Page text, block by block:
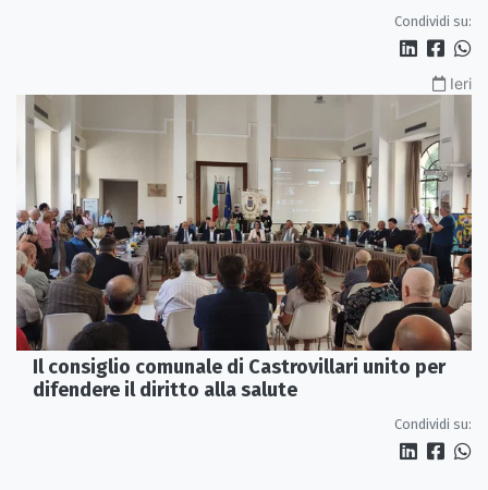
Condividi su:
Ieri
Il consiglio comunale di Castrovillari unito per
difendere il diritto alla salute
Condividi su: